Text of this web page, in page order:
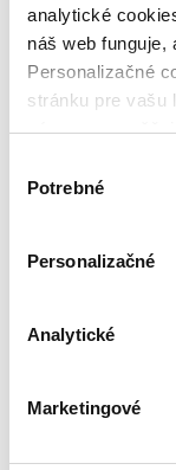
analytické
náš web funguje,
Personalizačné
stránku pre vašu
nám zas
nám pomohlo,
súhlasu
Potrebné
Personalizačné
Analytické
Marketingové
čítaná (0
čítaná -
čítaná -
opotrebovaná
čítané
Bestsellery
Najlacnejšie